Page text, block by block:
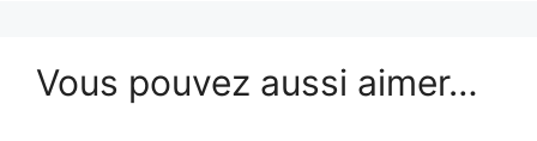
Vous pouvez aussi aimer…